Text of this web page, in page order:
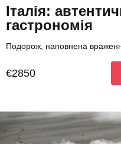
Італія:
гастрономія
Подорож, наповнена
€2850